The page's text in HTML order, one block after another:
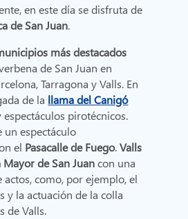
en este día se disfruta de
de San Juan.
más destacados
de San Juan en
Tarragona y Valls. En
de la llama del Canigó
pirotécnicos.
un espectáculo
el Pasacalle de Fuego.Valls
Mayor de San Juancon una
como, por ejemplo, el
y la actuación de la colla
de Valls.